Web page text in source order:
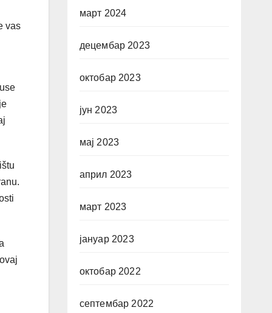
vas
март 2024
децембар 2023
октобар 2023
јун 2023
мај 2023
април 2023
март 2023
јануар 2023
октобар 2022
септембар 2022